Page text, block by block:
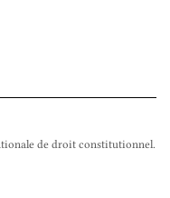
de droit constitutionnel.